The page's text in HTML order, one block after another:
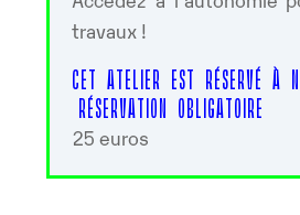
travaux !
CET ATELIER EST RÉSERVÉ À
RÉSERVATION OBLIGATOIRE
25 euros